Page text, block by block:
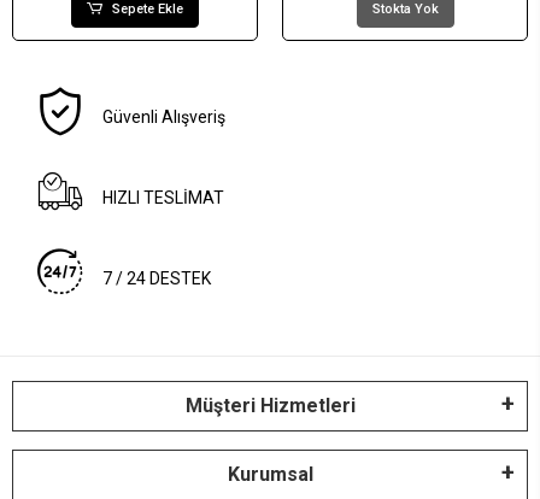
Sepete Ekle Stokta Yok
Güvenli Alışveriş
HIZLI TESLİMAT
7 / 24 DESTEK
Müşteri Hizmetleri
Kurumsal